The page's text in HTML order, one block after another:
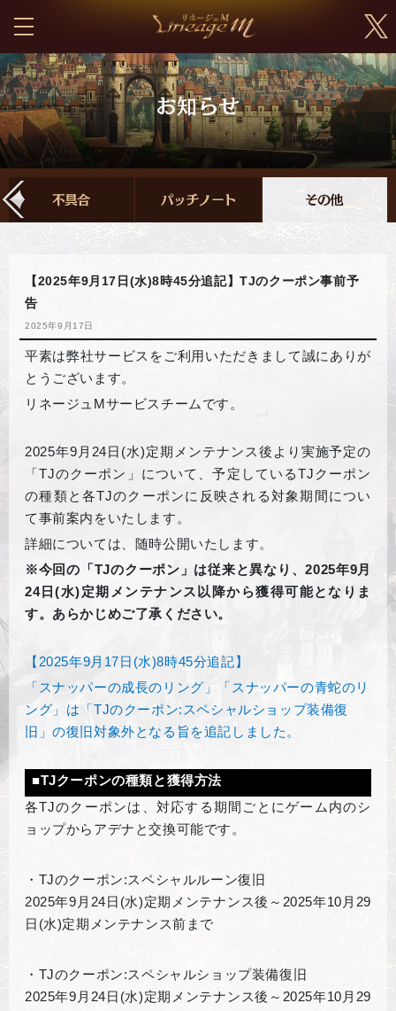
【2025年9月17日(水)8時45分追記】TJのクーポン事前予
告
2025年9月17日
平素は弊社サービスをご利用いただきまして誠にありが
とうございます。
リネージュMサービスチームです。
2025年9月24日(水)定期メンテナンス後より実施予定の
「TJのクーポン」について、予定しているTJクーポン
の種類と各TJのクーポンに反映される対象期間につい
て事前案内をいたします。
詳細については、随時公開いたします。
※今回の「TJのクーポン」は従来と異なり、2025年9月
24日(水)定期メンテナンス以降から獲得可能となりま
す。あらかじめご了承ください。
【2025年9月17日(水)8時45分追記】
「スナッパーの成長のリング」「スナッパーの青蛇のリ
ング」は「TJのクーポン:スペシャルショップ装備復
旧」の復旧対象外となる旨を追記しました。
■TJクーポンの種類と獲得方法
各TJのクーポンは、対応する期間ごとにゲーム内のシ
ョップからアデナと交換可能です。
・TJのクーポン:スペシャルルーン復旧
2025年9月24日(水)定期メンテナンス後～2025年10月29
日(水)定期メンテナンス前まで
・TJのクーポン:スペシャルショップ装備復旧
2025年9月24日(水)定期メンテナンス後～2025年10月29